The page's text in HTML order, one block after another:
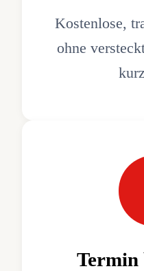
Kostenlose,
ohne
Termin